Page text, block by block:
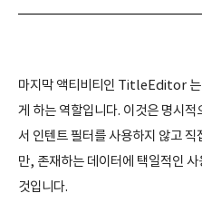
마지막 액티비티인 TitleEditor 는
게 하는 역할입니다. 이것은 명시
서 인텐트 필터를 사용하지 않고 직
만, 존재하는 데이터에 택일적인
것입니다.